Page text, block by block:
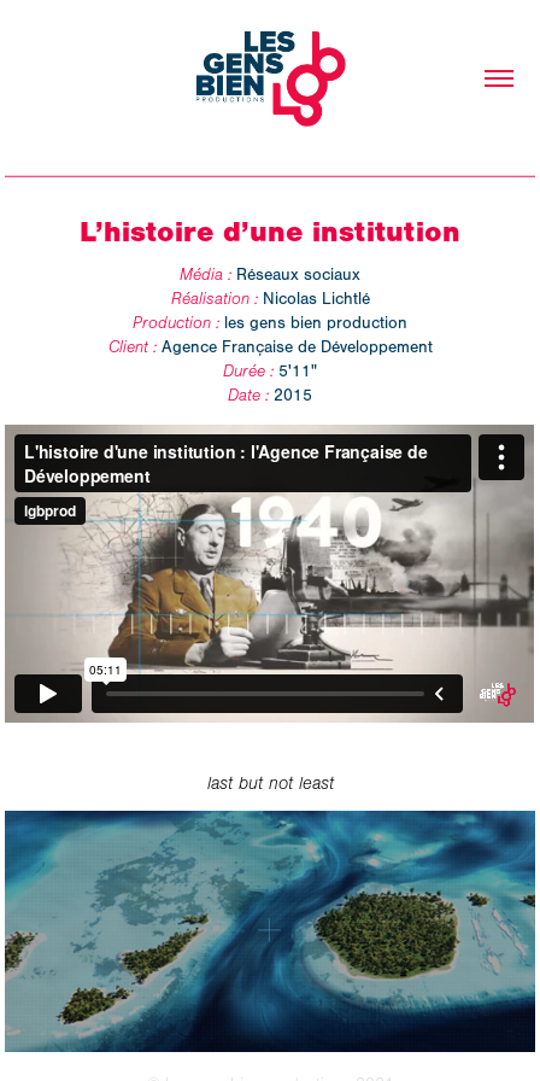
L’histoire d’une institution
Média : Réseaux sociaux
Réalisation : Nicolas Lichtlé
Production : les gens bien production
Client : Agence Française de Développement
Durée : 5'11"
Date : 2015
last but not least
ANIMATION DOCUMENTAIRE LE MYSTÈRE
MÉROU